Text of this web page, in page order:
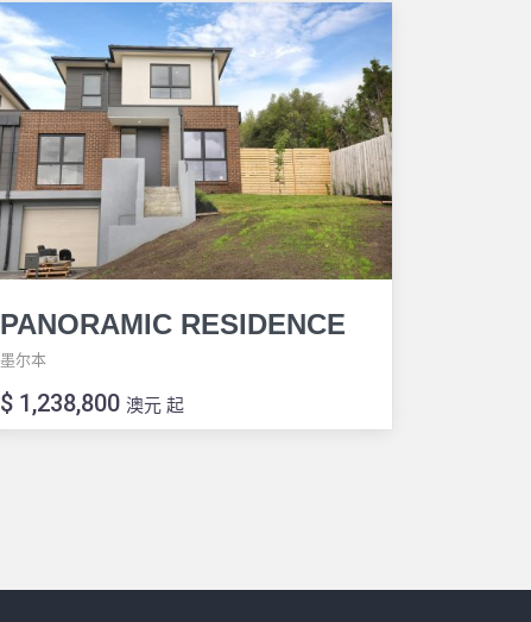
PANORAMIC RESIDENCE
墨尔本
$ 1,238,800 澳元 起